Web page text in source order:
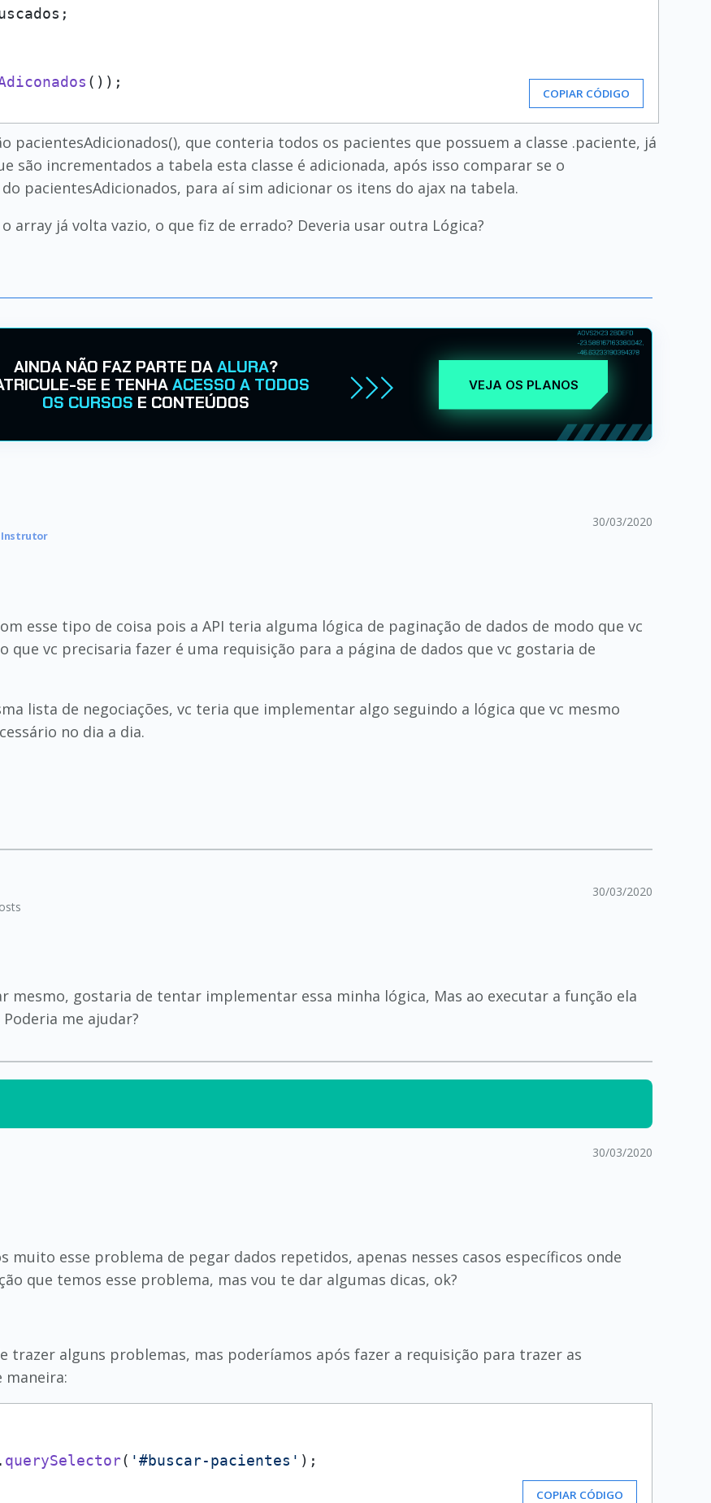
());
COPIAR CÓDIGO
pacientesAdicionados(), que conteria todos os pacientes que possuem a classe .paciente, já
são incrementados a tabela esta classe é adicionada, após isso comparar se o
pacientesAdicionados, para aí sim adicionar os itens do ajax na tabela.
array já volta vazio, o que fiz de errado? Deveria usar outra Lógica?
AINDA NÃO FAZ PARTE DAALURA?
SE E TENHAACESSO A TODOS
OS CURSOS E CONTEÚDOS
VEJA OS PLANOS
Instrutor
30/03/2020
esse tipo de coisa pois a API teria alguma lógica de paginação de dados de modo que vc
vc precisaria fazer é uma requisição para a página de dados que vc gostaria de
lista de negociações, vc teria que implementar algo seguindo a lógica que vc mesmo
no dia a dia.
30/03/2020
mesmo, gostaria de tentar implementar essa minha lógica, Mas ao executar a função ela
me ajudar?
30/03/2020
muito esse problema de pegar dados repetidos, apenas nesses casos específicos onde
que temos esse problema, mas vou te dar algumas dicas, ok?
trazer alguns problemas, mas poderíamos após fazer a requisição para trazer as
. querySelector( '#buscar-pacientes'
COPIAR CÓDIGO